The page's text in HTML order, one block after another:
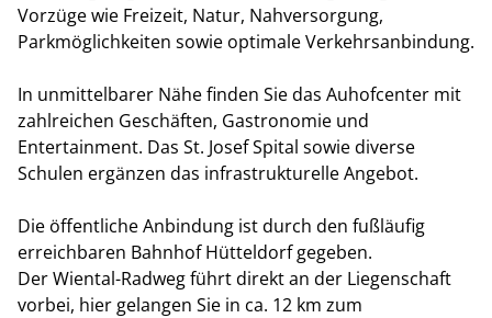
Vorzüge wie Freizeit, Natur, Nahversorgung,
Parkmöglichkeiten sowie optimale Verkehrsanbindung.
In unmittelbarer Nähe finden Sie das Auhofcenter mit
zahlreichen Geschäften, Gastronomie und
Entertainment. Das St. Josef Spital sowie diverse
Schulen ergänzen das infrastrukturelle Angebot.
Die öffentliche Anbindung ist durch den fußläufig
erreichbaren Bahnhof Hütteldorf gegeben.
Der Wiental-Radweg führt direkt an der Liegenschaft
vorbei, hier gelangen Sie in ca. 12 km zum